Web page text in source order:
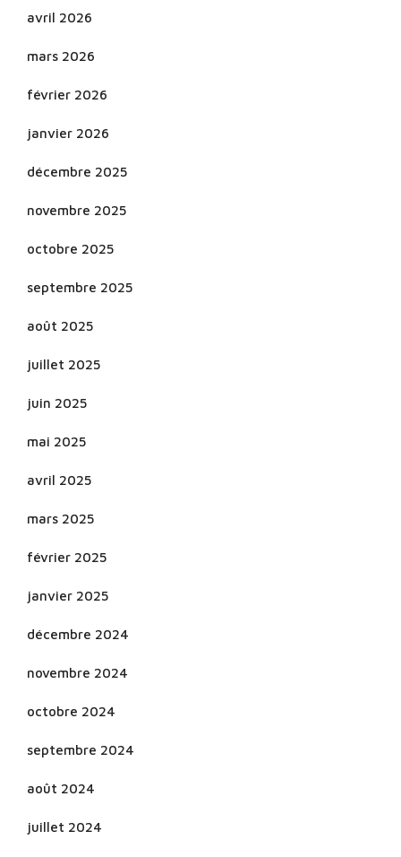
avril 2026
mars 2026
février 2026
janvier 2026
décembre 2025
novembre 2025
octobre 2025
septembre 2025
août 2025
juillet 2025
juin 2025
mai 2025
avril 2025
mars 2025
février 2025
janvier 2025
décembre 2024
novembre 2024
octobre 2024
septembre 2024
août 2024
juillet 2024